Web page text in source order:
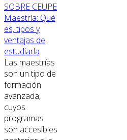
SOBRE CEUPE
Maestría: Qué
es, tipos y
ventajas de
estudiarla
Las maestrías
son un tipo de
formación
avanzada,
cuyos
programas
son accesibles